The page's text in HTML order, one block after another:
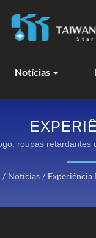
Notícias
roupas
/ Notícias / Experiência